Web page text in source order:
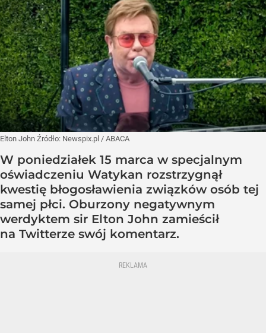
Elton John Źródło: Newspix.pl / ABACA
W poniedziałek 15 marca w specjalnym
oświadczeniu Watykan rozstrzygnął
kwestię błogosławienia związków osób tej
samej płci. Oburzony negatywnym
werdyktem sir Elton John zamieścił
na Twitterze swój komentarz.